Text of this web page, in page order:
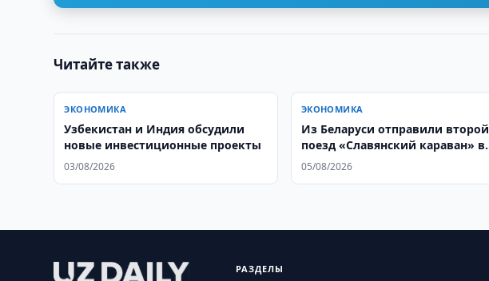
Читайте также
ЭКОНОМИКА
Узбекистан и Индия обсудили
новые инвестиционные проекты
03/08/2026
ЭКОНОМИКА
Из Беларуси отправили второй
поезд «Славянский караван» в
Узбекистан
05/08/2026
РАЗДЕЛЫ